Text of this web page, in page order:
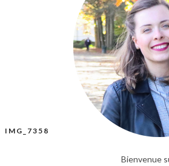
IMG_7358
Bienvenue